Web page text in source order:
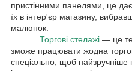
пристінними панелями, це
їх в інтер'єр магазину,
малюнок.
Торгові стелажі — це
зможе працювати жодна
спеціально, щоб найзручніше